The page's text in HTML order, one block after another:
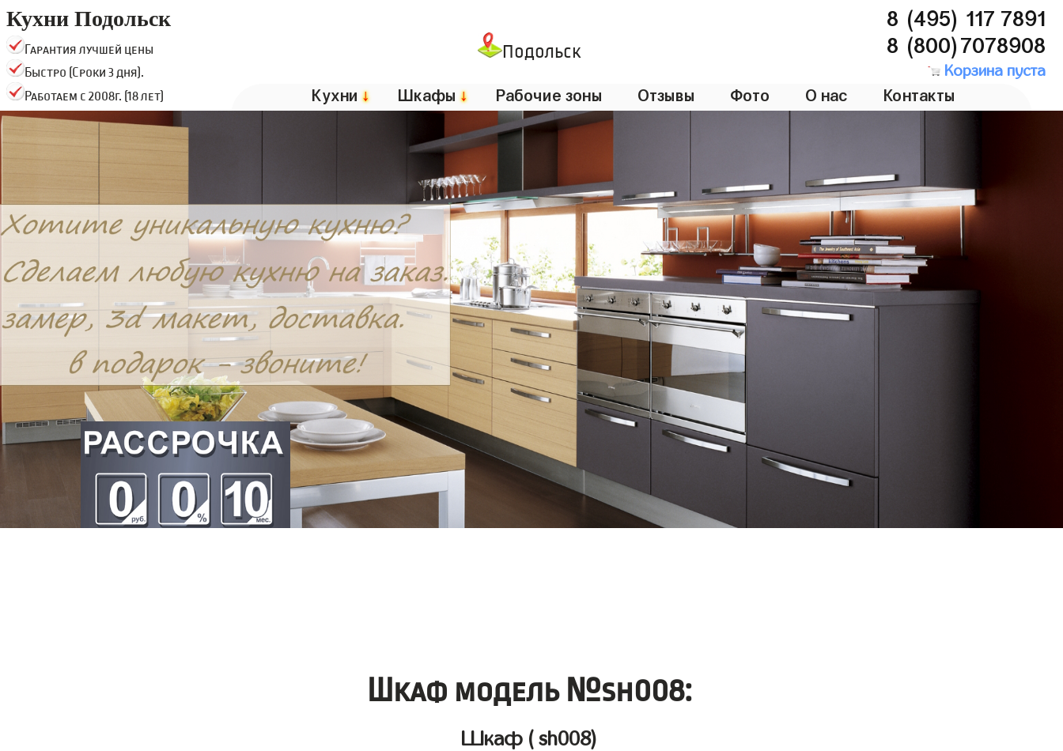
Кухни Подольск
Гарантия лучшей цены
Быстро (Сроки 3 дня).
Работаем с 2008г. (18 лет)
Подольск
8 (495) 117 7891
8 (800)7078908
Корзина пуста
Кухни↓ Шкафы↓ Рабочие зоны Отзывы Фото О нас Контакты
Шкаф модель №sh008:
Шкаф ( sh008)